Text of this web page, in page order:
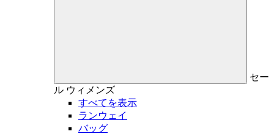
セー
ル ウィメンズ
すべてを表示
ランウェイ
バッグ